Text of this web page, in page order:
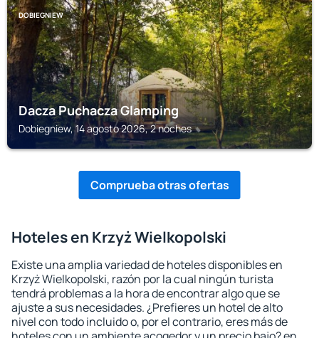
DOBIEGNIEW
Dacza Puchacza Glamping
Dobiegniew, 14 agosto 2026, 2 noches
Comprueba otras ofertas
Hoteles en Krzyż Wielkopolski
Existe una amplia variedad de hoteles disponibles en
Krzyż Wielkopolski, razón por la cual ningún turista
tendrá problemas a la hora de encontrar algo que se
ajuste a sus necesidades. ¿Prefieres un hotel de alto
nivel con todo incluido o, por el contrario, eres más de